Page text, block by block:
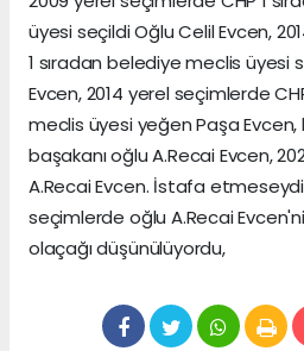
üyesi seçildi Oğlu Celil Evcen,
1 sıradan belediye meclis üyesi
Evcen, 2014 yerel seçimlerde
meclis üyesi yeğen Paşa
başakanı oğlu A.Recai Evcen,
A.Recai Evcen. İstafa
seçimlerde oğlu A.Recai
olaçağı düşünülüyordu,